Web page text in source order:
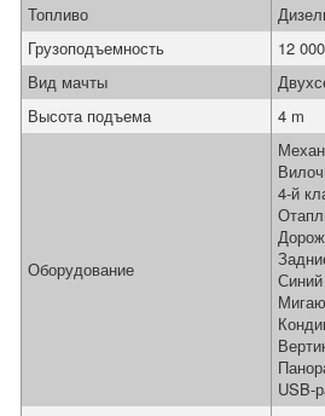
Топливо
Грузоподъемность
12
Вид мачты
Высота подъема
4 m
Оборудование
4-й
USB-